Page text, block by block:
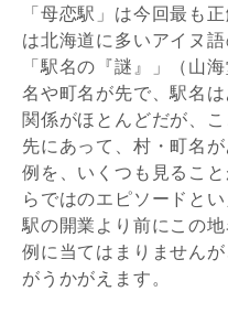
「母恋駅」は今回最も
は北海道に多いアイヌ
「駅名の『謎』」（山
名や町名が先で、駅名
関係がほとんどだが、
先にあって、村・町名
例を、いくつも見るこ
らではのエピソードと
駅の開業より前にこの
例に当てはまりません
がうかがえます。